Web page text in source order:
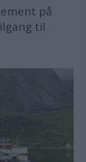
på
til